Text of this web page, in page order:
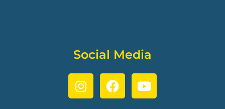
Social Media